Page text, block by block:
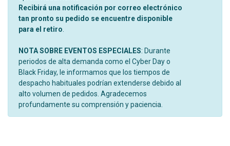
Recibirá una notificación por correo electrónico
tan pronto su pedido se encuentre disponible
para el retiro
NOTA SOBRE EVENTOS ESPECIALES: Durante
periodos de alta demanda como el Cyber Day o
Black Friday, le informamos que los tiempos de
despacho habituales podrían extenderse debido al
alto volumen de pedidos. Agradecemos
profundamente su comprensión y paciencia.